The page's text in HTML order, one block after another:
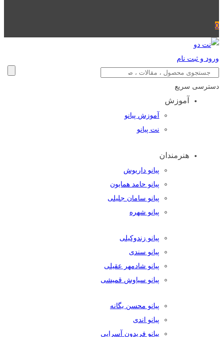
0
ورود و ثبت نام
دسترسی سریع
آموزش
آموزش پیانو
نت پیانو
هنرمندان
پیانو داریوش
پیانو حامد همایون
پیانو سامان جلیلی
پیانو شهره
پیانو زندوکیلی
پیانو سندی
پیانو شادمهر عقیلی
پیانو سیاوش قمیشی
پیانو محسن یگانه
پیانو اندی
پیانو فریدون آسرایی